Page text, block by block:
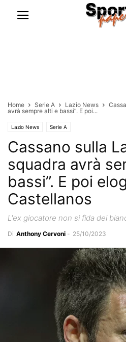
Home Serie A Lazio News
avrà sempre alti e bassi”. E poi...
Lazio News Serie A
Cassano sulla
squadra avrà
bassi”. E poi
Castellanos
L'ex giocatore non si fida dei
Di Anthony Cervoni - 25/10/2023